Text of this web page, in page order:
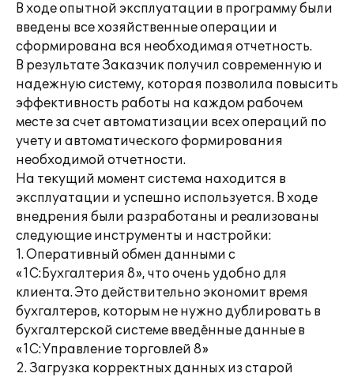
В ходе опытной эксплуатации в программу были
введены все хозяйственные операции и
сформирована вся необходимая отчетность.
В результате Заказчик получил современную и
надежную систему, которая позволила повысить
эффективность работы на каждом рабочем
месте за счет автоматизации всех операций по
учету и автоматического формирования
необходимой отчетности.
На текущий момент система находится в
эксплуатации и успешно используется. В ходе
внедрения были разработаны и реализованы
следующие инструменты и настройки:
1. Оперативный обмен данными с
«1С:Бухгалтерия 8», что очень удобно для
клиента. Это действительно экономит время
бухгалтеров, которым не нужно дублировать в
бухгалтерской системе введённые данные в
«1С:Управление торговлей 8»
2. Загрузка корректных данных из старой